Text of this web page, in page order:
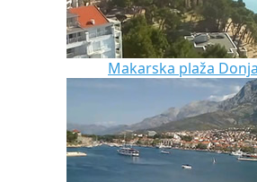
Makarska plaža